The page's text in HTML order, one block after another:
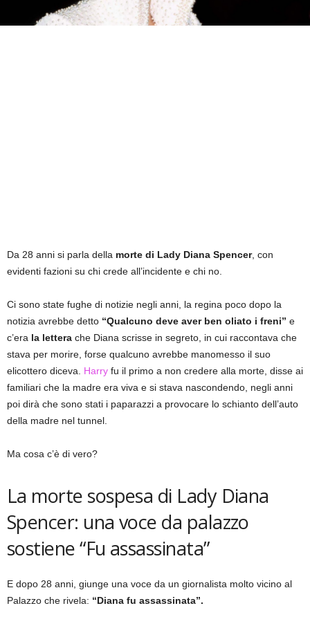
Da 28 anni si parla della morte di Lady Diana Spencer, con
evidenti fazioni su chi crede all’incidente e chi no.
Ci sono state fughe di notizie negli anni, la regina poco dopo la
notizia avrebbe detto “Qualcuno deve aver ben oliato i freni” e
c’era la lettera che Diana scrisse in segreto, in cui raccontava che
stava per morire, forse qualcuno avrebbe manomesso il suo
elicottero diceva. Harry fu il primo a non credere alla morte, disse ai
familiari che la madre era viva e si stava nascondendo, negli anni
poi dirà che sono stati i paparazzi a provocare lo schianto dell’auto
della madre nel tunnel.
Ma cosa c’è di vero?
La morte sospesa di Lady Diana
Spencer: una voce da palazzo
sostiene “Fu assassinata”
E dopo 28 anni, giunge una voce da un giornalista molto vicino al
Palazzo che rivela: “Diana fu assassinata”.